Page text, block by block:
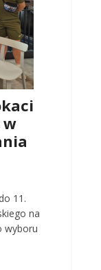
w
11.
na
wyboru